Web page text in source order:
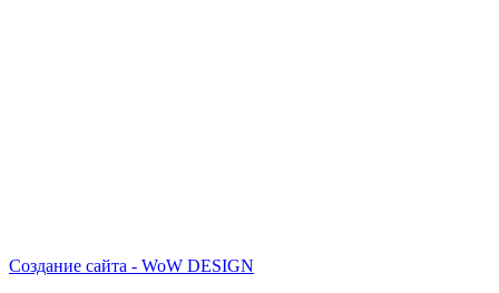
Создание сайта - WoW DESIGN